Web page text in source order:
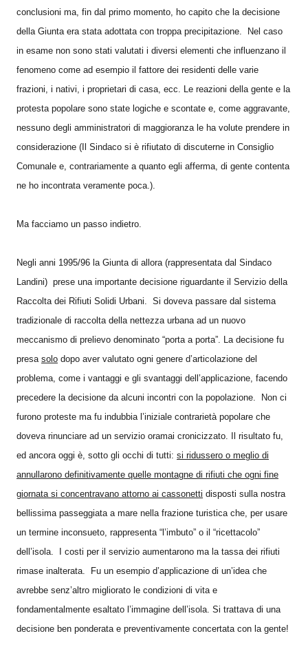
conclusioni ma, fin dal primo momento, ho capito che la decisione
della Giunta era stata adottata con troppa precipitazione. Nel caso
in esame non sono stati valutati i diversi elementi che influenzano il
fenomeno come ad esempio il fattore dei residenti delle varie
frazioni, i nativi, i proprietari di casa, ecc. Le reazioni della gente e la
protesta popolare sono state logiche e scontate e, come aggravante,
nessuno degli amministratori di maggioranza le ha volute prendere in
considerazione (Il Sindaco si è rifiutato di discuterne in Consiglio
Comunale e, contrariamente a quanto egli afferma, di gente contenta
ne ho incontrata veramente poca.).
Ma facciamo un passo indietro.
Negli anni 1995/96 la Giunta di allora (rappresentata dal Sindaco
Landini) prese una importante decisione riguardante il Servizio della
Raccolta dei Rifiuti Solidi Urbani. Si doveva passare dal sistema
tradizionale di raccolta della nettezza urbana ad un nuovo
meccanismo di prelievo denominato “porta a porta”. La decisione fu
presa solo dopo aver valutato ogni genere d’articolazione del
problema, come i vantaggi e gli svantaggi dell’applicazione, facendo
precedere la decisione da alcuni incontri con la popolazione. Non ci
furono proteste ma fu indubbia l’iniziale contrarietà popolare che
doveva rinunciare ad un servizio oramai cronicizzato. Il risultato fu,
ed ancora oggi è, sotto gli occhi di tutti: si ridussero o meglio di
annullarono definitivamente quelle montagne di rifiuti che ogni fine
giornata si concentravano attorno ai cassonetti disposti sulla nostra
bellissima passeggiata a mare nella frazione turistica che, per usare
un termine inconsueto, rappresenta “l’imbuto” o il “ricettacolo”
dell’isola. I costi per il servizio aumentarono ma la tassa dei rifiuti
rimase inalterata. Fu un esempio d’applicazione di un’idea che
avrebbe senz’altro migliorato le condizioni di vita e
fondamentalmente esaltato l’immagine dell’isola. Si trattava di una
decisione ben ponderata e preventivamente concertata con la gente!